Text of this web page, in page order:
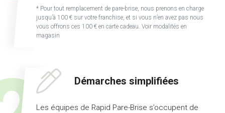
franchise
offerte
€
* Pour tout remplacement de pare-brise, nous prenons en charge
jusqu’à 100 € sur votre franchise, et si vous n’en avez pas nous
vous offrons ces 100 € en carte cadeau. Voir modalités en
magasin
Démarches simplifiées
Les équipes de Rapid Pare-Brise s’occupent de